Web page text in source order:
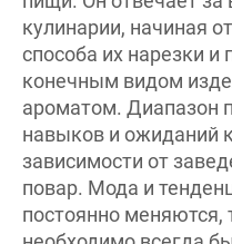
кулинарии, начиная
способа их нарезки и
конечным видом
ароматом. Диапазон
навыков и ожиданий
зависимости от
повар. Мода и
постоянно меняются,
необходимо всегда